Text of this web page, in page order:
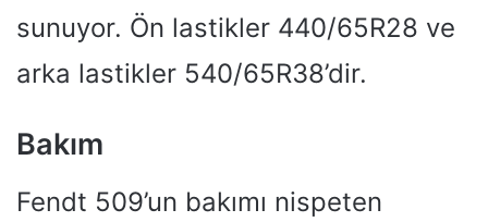
sunuyor. Ön lastikler 440/65R28 ve
arka lastikler 540/65R38’dir.
Bakım
Fendt 509’un bakımı nispeten